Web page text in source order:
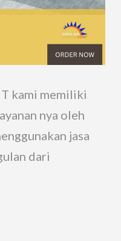
kami memiliki
nya oleh
jasa
dari